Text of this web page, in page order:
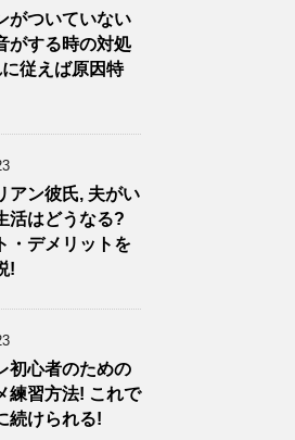
がついていない
がする時の対処
従えば原因特
アン彼氏, 夫がい
活はどうなる?
・デメリットを
!
初心者のための
練習方法! これで
続けられる!